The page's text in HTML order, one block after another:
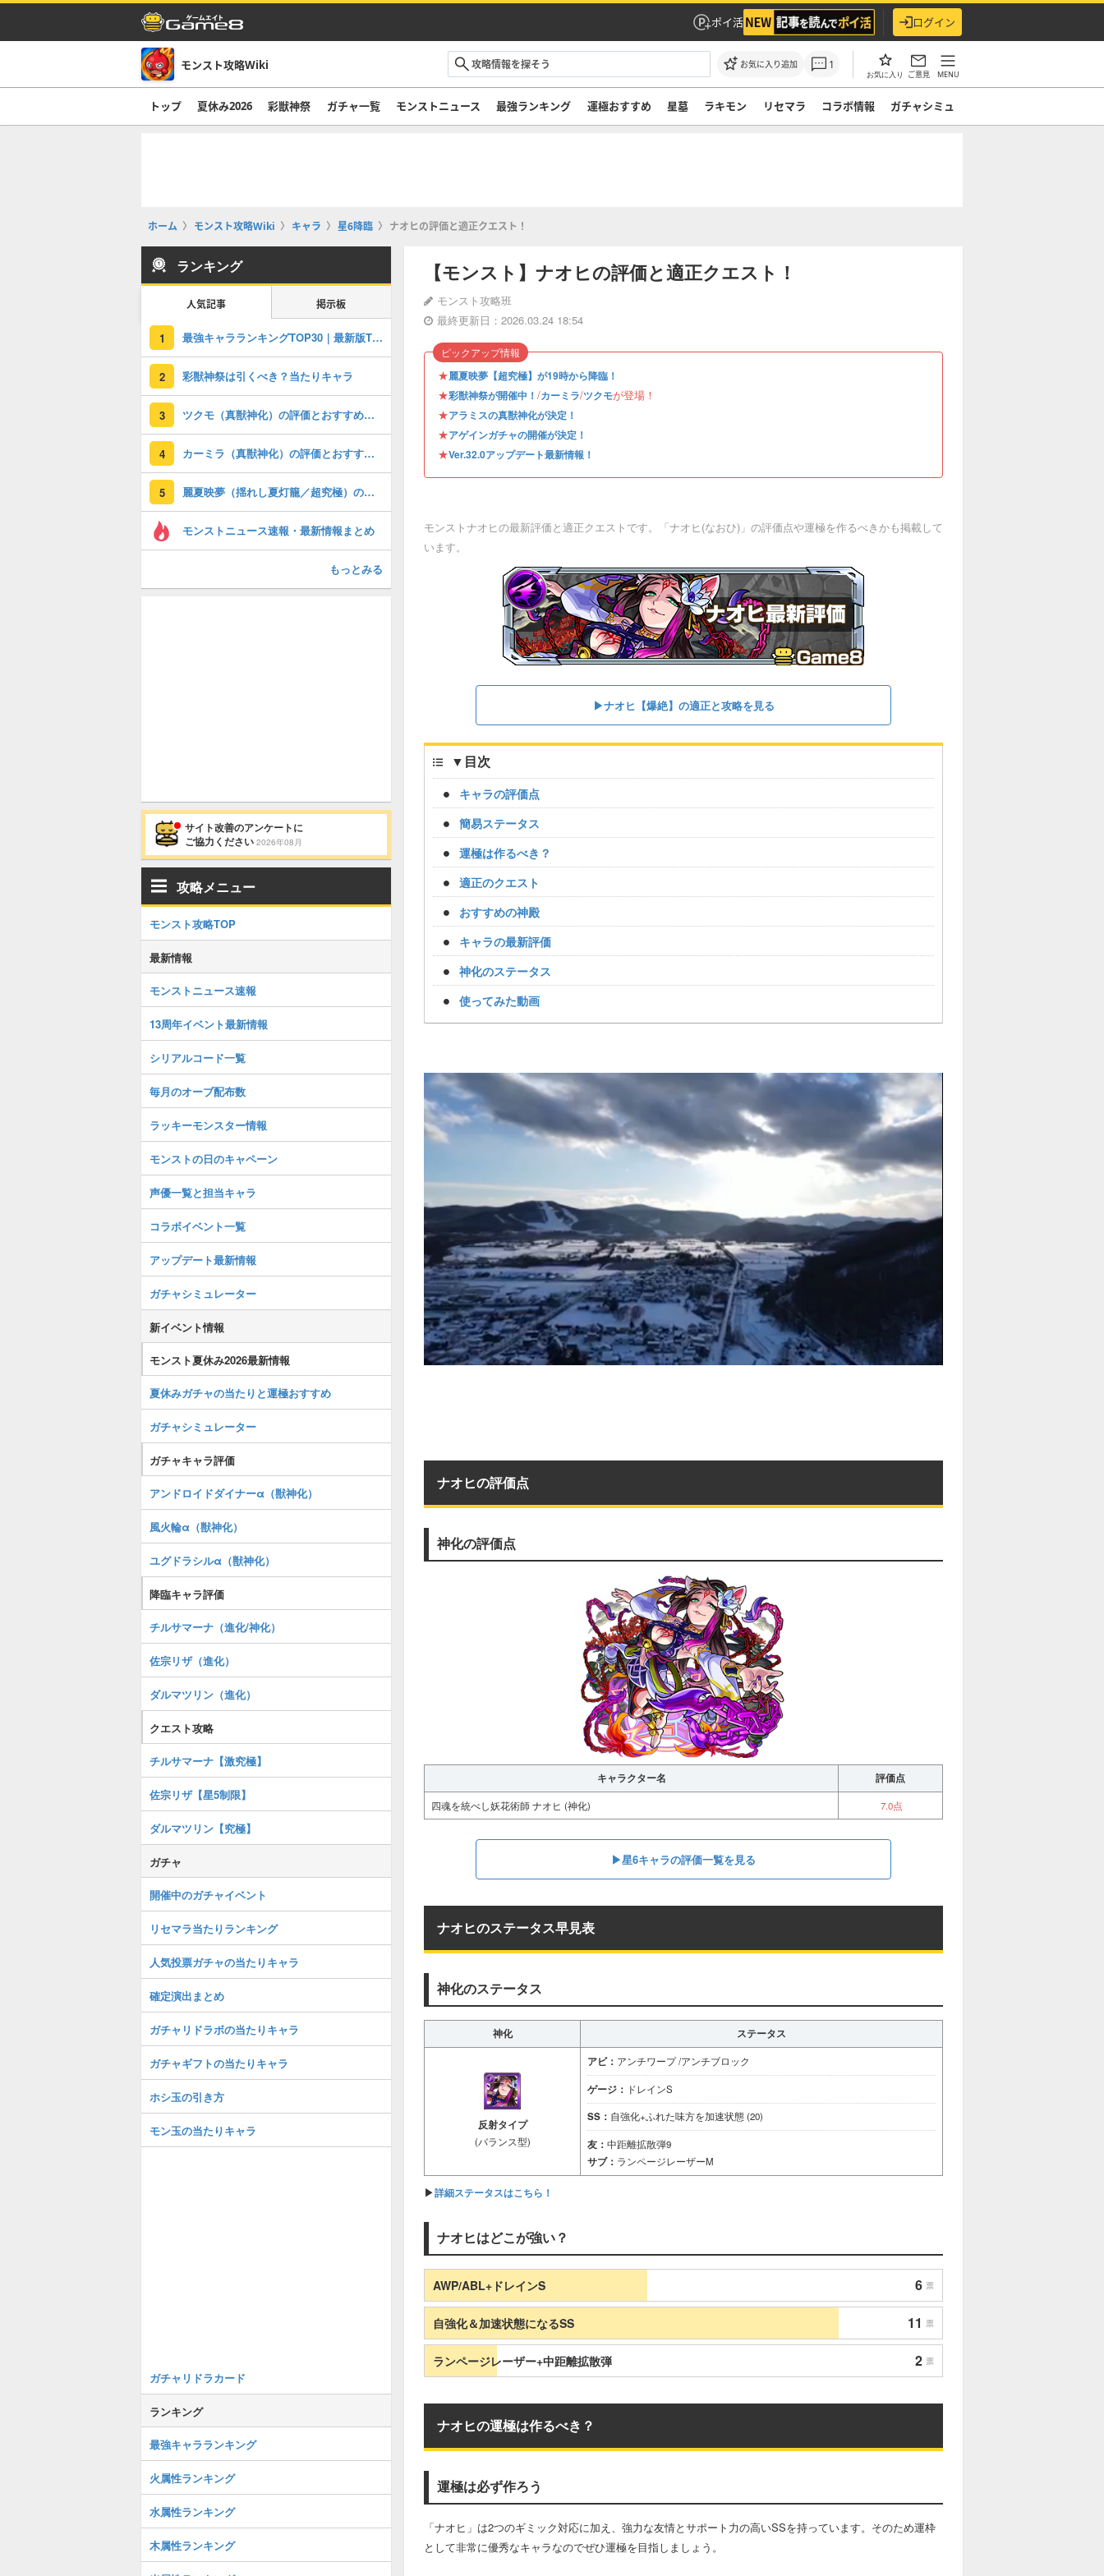
ポイ活 ログイン
モンスト攻略Wiki お気に入り追加 1
お気に入り ご意見 MENU
トップ 夏休み2026 彩獣神祭 ガチャ一覧 モンストニュース 最強ランキング 運極おすすめ 星墓 ラキモン リセマラ コラボ情報 ガチャシミュ
ホーム モンスト攻略Wiki キャラ 星6降臨 ナオヒの評価と適正クエスト！
【モンスト】ナオヒの評価と適正クエスト！
モンスト攻略班
最終更新日：2026.03.24 18:54
★麗夏映夢【超究極】が19時から降臨！
★彩獣神祭が開催中！ /カーミラ/ツクモが登場！
★アラミスの真獣神化が決定！
★アゲインガチャの開催が決定！
★Ver.32.0アップデート最新情報！
ピックアップ情報
モンストナオヒの最新評価と適正クエストです。「ナオヒ(なおひ)」の評価点や運極を作るべきかも掲載して
います。
▶︎ナオヒ【爆絶】の適正と攻略を見る
▼ 目次
キャラの評価点
簡易ステータス
運極は作るべき？
適正のクエスト
おすすめの神殿
キャラの最新評価
神化のステータス
使ってみた動画
ナオヒの評価点
神化の評価点
キャラクター名 評価点
四魂を統べし妖花術師 ナオヒ (神化) 7.0点
▶星6キャラの評価一覧を見る
ナオヒのステータス早見表
神化のステータス
神化 ステータス
反射タイプ
(バランス型)
アビ： アンチワープ /アンチブロック
ゲージ： ドレインS
SS： 自強化+ふれた味方を加速状態 (20)
友： 中距離拡散弾9
サブ： ランページレーザーM
▶詳細ステータスはこちら！
ナオヒはどこが強い？
AWP/ABL+ドレインS 6 票
自強化＆加速状態になるSS 11 票
ランページレーザー+中距離拡散弾 2 票
ナオヒの運極は作るべき？
運極は必ず作ろう
「ナオヒ」は2つのギミック対応に加え、強力な友情とサポート力の高いSSを持っています。そのため運枠
として非常に優秀なキャラなのでぜひ運極を目指しましょう。
ランキング
人気記事 掲示板
1 最強キャラランキングTOP30｜最新版Tier
2 彩獣神祭は引くべき？当たりキャラ
3 ツクモ（真獣神化）の評価とおすすめのわくわくの実
4 カーミラ（真獣神化）の評価とおすすめのわくわくの実
5 麗夏映夢（揺れし夏灯籠／超究極）の攻略と適正
モンストニュース速報・最新情報まとめ
もっとみる
サイト改善のアンケートに
ご協力ください 2026年08月
攻略メニュー
モンスト攻略TOP
最新情報
モンストニュース速報
13周年イベント最新情報
シリアルコード一覧
毎月のオーブ配布数
ラッキーモンスター情報
モンストの日のキャペーン
声優一覧と担当キャラ
コラボイベント一覧
アップデート最新情報
ガチャシミュレーター
新イベント情報
モンスト夏休み2026最新情報
夏休みガチャの当たりと運極おすすめ
ガチャシミュレーター
ガチャキャラ評価
アンドロイドダイナーα（獣神化）
風火輪α（獣神化）
ユグドラシルα（獣神化）
降臨キャラ評価
チルサマーナ（進化/神化）
佐宗リザ（進化）
ダルマツリン（進化）
クエスト攻略
チルサマーナ【激究極】
佐宗リザ【星5制限】
ダルマツリン【究極】
ガチャ
開催中のガチャイベント
リセマラ当たりランキング
人気投票ガチャの当たりキャラ
確定演出まとめ
ガチャリドラボの当たりキャラ
ガチャギフトの当たりキャラ
ホシ玉の引き方
モン玉の当たりキャラ
ガチャリドラカード
ランキング
最強キャラランキング
火属性ランキング
水属性ランキング
木属性ランキング